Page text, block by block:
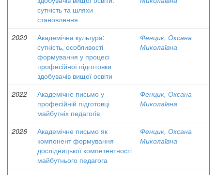
сутність та шляхи
становлення
2020
Академічна культура:
сутність, особливості
формування у процесі
професійної підготовки
здобувачів вищої освіти
Фенцик, Оксана
Миколаївна
2022
Академічне письмо у
професійній підготовці
майбутніх педагогів
Фенцик, Оксана
Миколаївна
2026
Академічне письмо як
компонент формування
дослідницької компетентності
майбутнього педагога
Фенцик, Оксана
Миколаївна